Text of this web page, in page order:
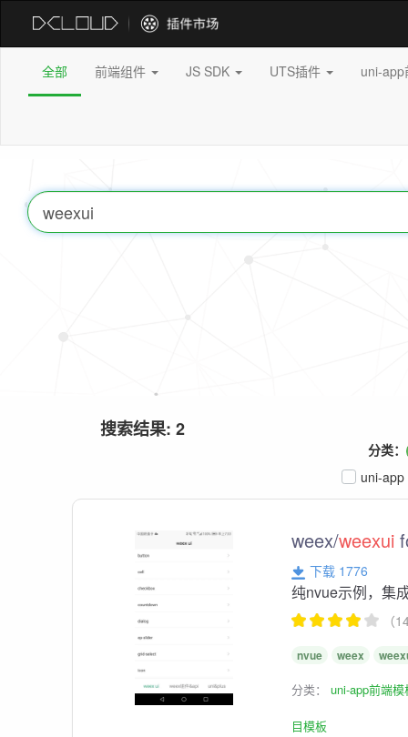
全部 前端组件 JS SDK UTS插件 uni-
搜索结果: 2
分类：
uni-app
weex/weexui
下载 1776
纯nvue示例，集
（
nvue weex
分类：uni-app前端模
目模板